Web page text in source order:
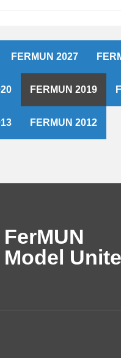
FERMUN 2027
FERMUN 2019
FERMUN 2012
FerMUN
Model